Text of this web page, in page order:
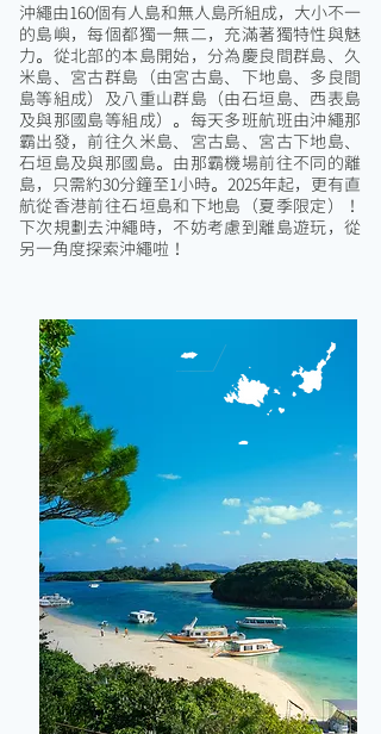
沖繩由160個有人島和無人島所組成，大小不一
的島嶼，每個都獨一無二，充滿著獨特性與魅
力。從北部的本島開始，分為慶良間群島、久
米島、宮古群島（由宮古島、下地島、多良間
島等組成）及八重山群島（由石垣島、西表島
及與那國島等組成）。每天多班航班由沖繩那
霸出發，前往久米島、宮古島、宮古下地島、
石垣島及與那國島。由那霸機場前往不同的離
島，只需約30分鐘至1小時。2025年起，更有直
航從香港前往石垣島和下地島（夏季限定）！
下次規劃去沖繩時，不妨考慮到離島遊玩，從
另一角度探索沖繩啦！